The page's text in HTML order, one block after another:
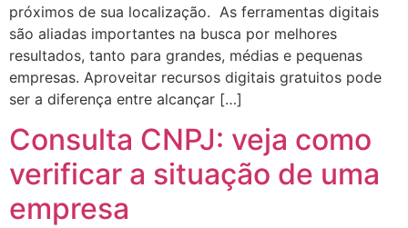
próximos de sua localização. As ferramentas digitais
são aliadas importantes na busca por melhores
resultados, tanto para grandes, médias e pequenas
empresas. Aproveitar recursos digitais gratuitos pode
ser a diferença entre alcançar […]
Consulta CNPJ: veja como
verificar a situação de uma
empresa